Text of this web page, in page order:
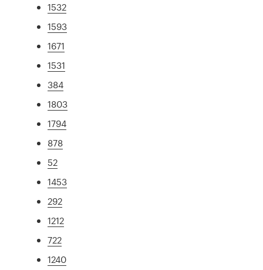
1532
1593
1671
1531
384
1803
1794
878
52
1453
292
1212
722
1240